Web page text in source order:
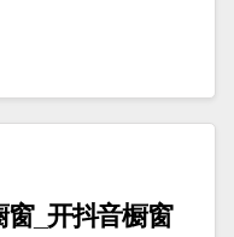
_开抖音橱窗